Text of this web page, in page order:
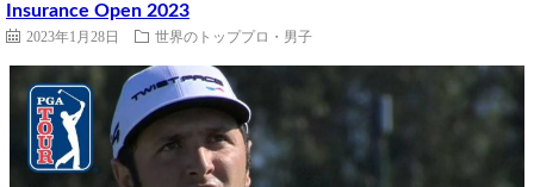
Insurance Open 2023
2023年1月28日 世界のトッププロ・男子